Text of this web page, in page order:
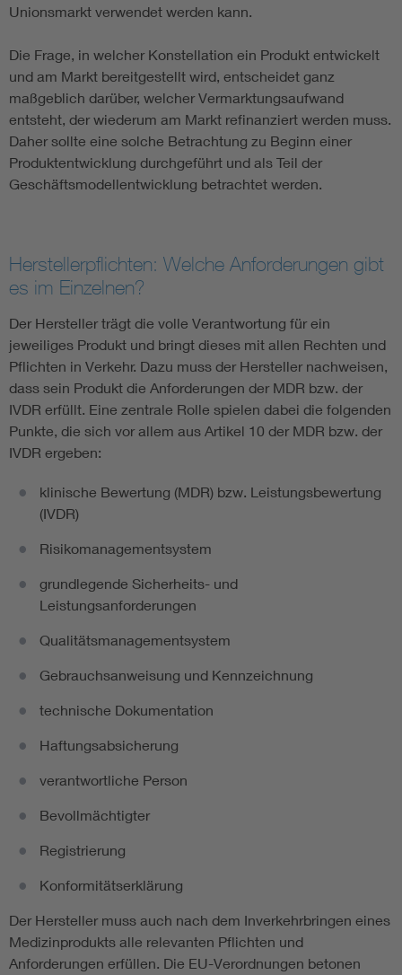
Unionsmarkt verwendet werden kann.
Die Frage, in welcher Konstellation ein Produkt entwickelt
und am Markt bereitgestellt wird, entscheidet ganz
maßgeblich darüber, welcher Vermarktungsaufwand
entsteht, der wiederum am Markt refinanziert werden muss.
Daher sollte eine solche Betrachtung zu Beginn einer
Produktentwicklung durchgeführt und als Teil der
Geschäftsmodellentwicklung betrachtet werden.
Herstellerpflichten: Welche Anforderungen gibt
es im Einzelnen?
Der Hersteller trägt die volle Verantwortung für ein
jeweiliges Produkt und bringt dieses mit allen Rechten und
Pflichten in Verkehr. Dazu muss der Hersteller nachweisen,
dass sein Produkt die Anforderungen der MDR bzw. der
IVDR erfüllt. Eine zentrale Rolle spielen dabei die folgenden
Punkte, die sich vor allem aus Artikel 10 der MDR bzw. der
IVDR ergeben:
klinische Bewertung (MDR) bzw. Leistungsbewertung
(IVDR)
Risikomanagementsystem
grundlegende Sicherheits- und
Leistungsanforderungen
Qualitätsmanagementsystem
Gebrauchsanweisung und Kennzeichnung
technische Dokumentation
Haftungsabsicherung
verantwortliche Person
Bevollmächtigter
Registrierung
Konformitätserklärung
Der Hersteller muss auch nach dem Inverkehrbringen eines
Medizinprodukts alle relevanten Pflichten und
Anforderungen erfüllen. Die EU-Verordnungen betonen